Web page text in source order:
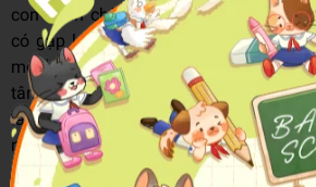
con mình chào tạm biệt để tới
có gặp khó khăn hay không, mỗi khi
mẹ ở bên thì phải làm sao đây?
tâm trạng bồn chồn, lo lắng như thế
lắng nhé! Khi con giơ tay lên chào
mẹ đã ở trong tim của con rồi. Đứa trẻ
mắt, bàn tay của mẹ. Cuốn sách này